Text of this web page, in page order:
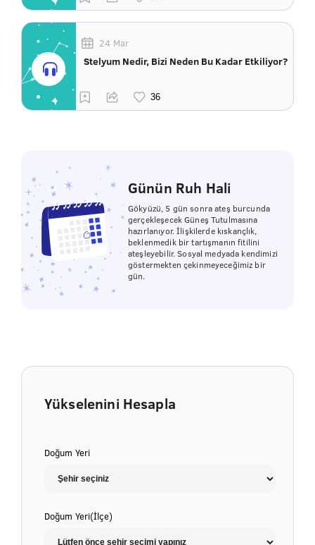
24 Mar
Stelyum Nedir, Bizi Neden Bu Kadar Etkiliyor?
Günün Ruh Hali
Gökyüzü, 5 gün sonra ateş burcunda
gerçekleşecek Güneş Tutulmasına
hazırlanıyor. İlişkilerde kıskançlık,
beklenmedik bir tartışmanın fitilini
ateşleyebilir. Sosyal medyada kendimizi
göstermekten çekinmeyeceğimiz bir
gün.
Yükselenini Hesapla
Doğum Yeri
Doğum Yeri(İlçe)